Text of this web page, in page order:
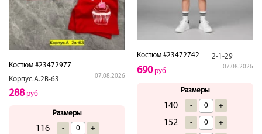
Костюм #23472977
Корпус.А.2В-63
07.08.2026
288руб
Размеры
116 - +
Костюм #23472742 2-1-29
07.08.2026
690руб
Размеры
140 - +
152 - +